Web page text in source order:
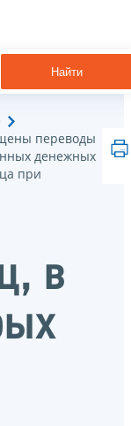
Найти
переводы
денежных
при
в